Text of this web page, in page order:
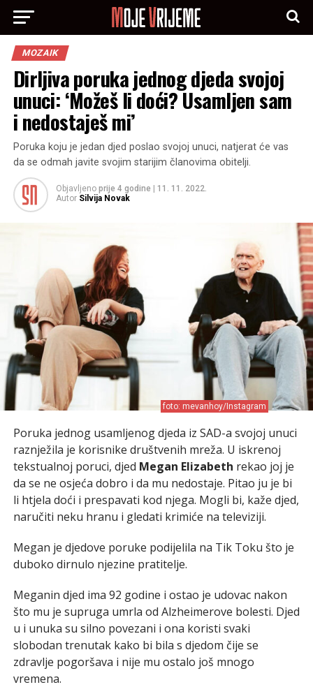
MOZAIK
Dirljiva poruka jednog djeda svojoj
unuci: ‘Možeš li doći? Usamljen sam
i nedostaješ mi’
Poruka koju je jedan djed poslao svojoj unuci, natjerat će vas
da se odmah javite svojim starijim članovima obitelji.
Objavljeno prije 4 godine
11. 11. 2022.
Autor Silvija Novak
foto: mevanhoy/Instagram
Poruka jednog usamljenog djeda iz SAD-a svojoj unuci
raznježila je korisnike društvenih mreža. U iskrenoj
tekstualnoj poruci, djed Megan Elizabeth rekao joj je
da se ne osjeća dobro i da mu nedostaje. Pitao ju je bi
li htjela doći i prespavati kod njega. Mogli bi, kaže djed,
naručiti neku hranu i gledati krimiće na televiziji.
Megan je djedove poruke podijelila na Tik Toku što je
duboko dirnulo njezine pratitelje.
Meganin djed ima 92 godine i ostao je udovac nakon
što mu je supruga umrla od Alzheimerove bolesti. Djed
u i unuka su silno povezani i ona koristi svaki
slobodan trenutak kako bi bila s djedom čije se
zdravlje pogoršava i nije mu ostalo još mnogo
vremena.